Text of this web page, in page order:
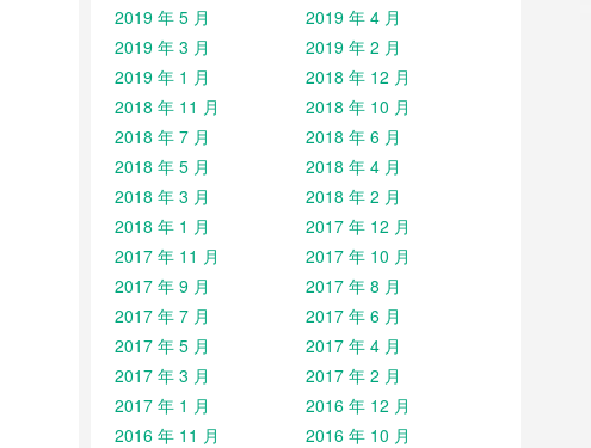
2019 年 5 月
2019 年 4 月
2019 年 3 月
2019 年 2 月
2019 年 1 月
2018 年 12 月
2018 年 11 月
2018 年 10 月
2018 年 7 月
2018 年 6 月
2018 年 5 月
2018 年 4 月
2018 年 3 月
2018 年 2 月
2018 年 1 月
2017 年 12 月
2017 年 11 月
2017 年 10 月
2017 年 9 月
2017 年 8 月
2017 年 7 月
2017 年 6 月
2017 年 5 月
2017 年 4 月
2017 年 3 月
2017 年 2 月
2017 年 1 月
2016 年 12 月
2016 年 11 月
2016 年 10 月